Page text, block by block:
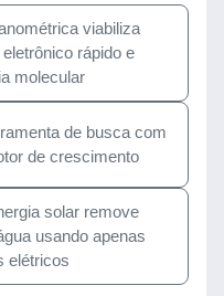
viabiliza
rápido e
molecular
de busca com
de crescimento
solar remove
usando apenas
elétricos